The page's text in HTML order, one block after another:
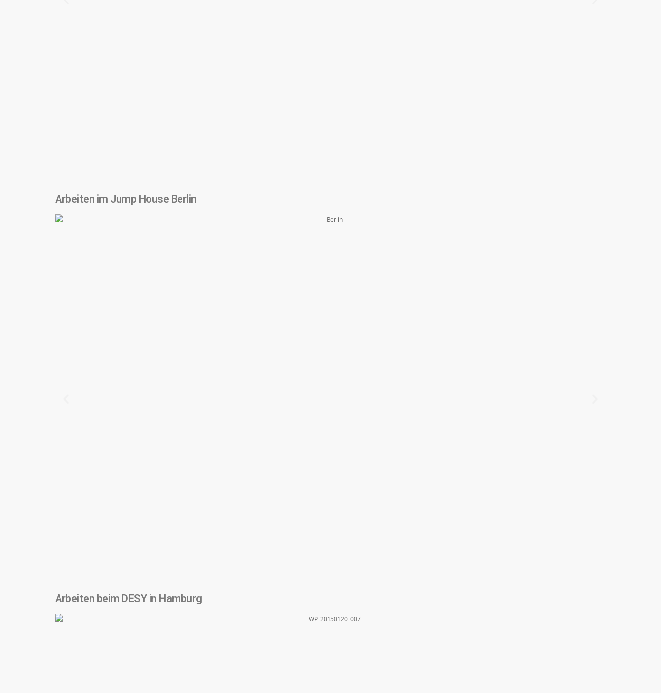
Arbeiten im Jump House Berlin
Arbeiten beim DESY in Hamburg